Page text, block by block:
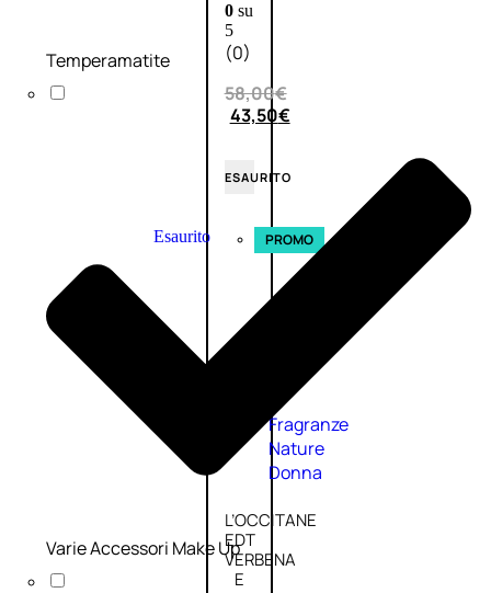
0su
5
(0)
58,00€
43,50€
ESAURITO
Esaurito PROMO
Fragranze
Nature
Donna
L’OCCITANE
EDT
VERBENA
E
Temperamatite
Varie Accessori Make Up